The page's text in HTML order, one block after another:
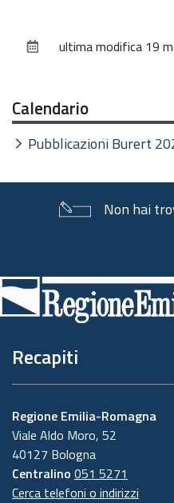
documentoultima modifica 19
Calendario
Pubblicazioni Burert
Non hai
di
pagina
Recapiti
Regione Emilia-Romagna
Viale Aldo Moro, 52
40127 Bologna
Centralino 051 5271
Cerca telefoni o indirizzi